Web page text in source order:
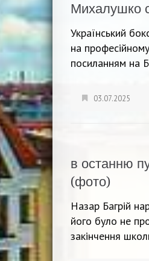
Михалушко
Український
на
посиланням на
03.07.2025
в останню
(фото)
Назар Багрій
його було не
закінчення